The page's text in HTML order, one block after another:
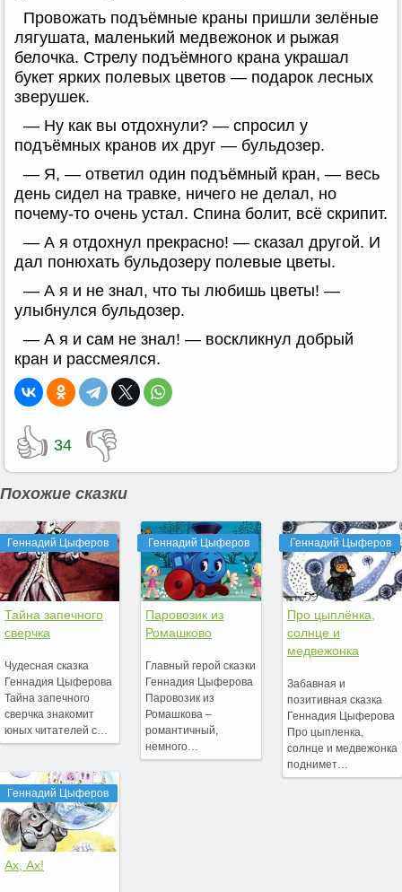
Провожать подъёмные краны пришли зелёные
лягушата, маленький медвежонок и рыжая
белочка. Стрелу подъёмного крана украшал
букет ярких полевых цветов — подарок лесных
зверушек.
— Ну как вы отдохнули? — спросил у
подъёмных кранов их друг — бульдозер.
— Я, — ответил один подъёмный кран, — весь
день сидел на травке, ничего не делал, но
почему-то очень устал. Спина болит, всё скрипит.
— А я отдохнул прекрасно! — сказал другой. И
дал понюхать бульдозеру полевые цветы.
— А я и не знал, что ты любишь цветы! —
улыбнулся бульдозер.
— А я и сам не знал! — воскликнул добрый
кран и рассмеялся.
👍 34 👎
Похожие сказки
Геннадий Цыферов
Тайна запечного
сверчка
Чудесная сказка
Геннадия Цыферова
Тайна запечного
сверчка знакомит
юных читателей с…
Геннадий Цыферов
Ах, Ах!
Геннадий Цыферов
Паровозик из
Ромашково
Главный герой сказки
Геннадия Цыферова
Паровозик из
Ромашкова –
романтичный,
немного…
Геннадий Цыферов
Про цыплёнка,
солнце и
медвежонка
Забавная и
позитивная сказка
Геннадия Цыферова
Про цыпленка,
солнце и медвежонка
поднимет…